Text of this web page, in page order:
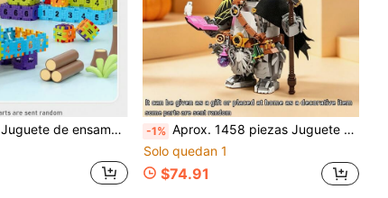
Juguete de ensamblaje divertido, juguete de construcción de cubos DIY, rompecabezas de cubos, bloques de construcción educativos, en tamaños pequeños y grandes, opciones de color macarrón y arcoíris, regalos para niños, juguetes de rompecabezas interesantes, bloques de construcción numéricos de dos colores, juguete educativo de reconocimiento del alfabeto, bloques de construcción 3D inteligentes, regalo de cumpleaños/festividad para niños y niñas
-1% Aprox. 1458 piezas Juguete de bloques de construcción con forma de gato mago de partículas pequeñas, modelo de bloques de construcción para desarrollar la habilidad manual, recomendación de regalo festivo para niños y niñas, regalo de cumpleaños, recomendación de regalo festivo, juguete de modelo de ensamblaje de animales, se puede dar como regalo o usar como decoración, juguete de bloques de construcción de decoración de ensamblaje (Aprox. 1458 piezas en un set)
Solo quedan 1
$74.91